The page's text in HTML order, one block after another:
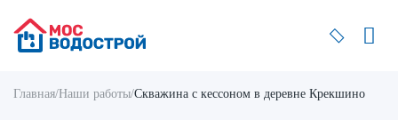
Главная/Наши работы/Скважина с кессоном в деревне Крекшино